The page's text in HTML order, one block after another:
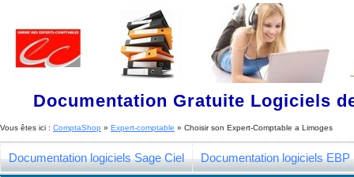
Documentation Gratuite Logiciels
Vous êtes ici : ComptaShop » Expert-comptable » Choisir son Expert-Comptable a Limoges
Documentation logiciels Sage Ciel Documentation logiciels EBP